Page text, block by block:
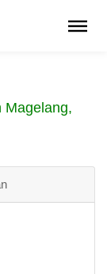
Magelang,